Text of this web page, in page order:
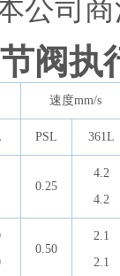
公司
阀执
速度mm/s
PSL 361L
0.25
4.2
4.2
0.50
2.1
2.1